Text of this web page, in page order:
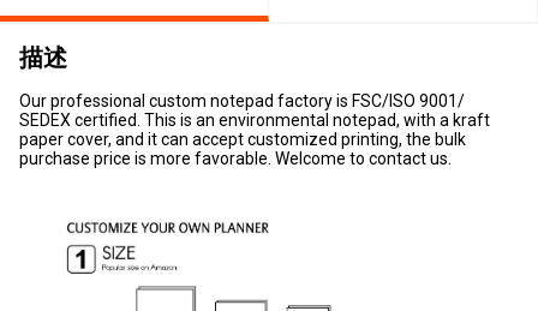
描述
Our professional custom notepad factory is FSC/ISO 9001/
SEDEX certified. This is an environmental notepad, with a kraft
paper cover, and it can accept customized printing, the bulk
purchase price is more favorable. Welcome to contact us.